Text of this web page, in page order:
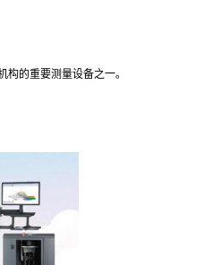
的重要测量设备之一。